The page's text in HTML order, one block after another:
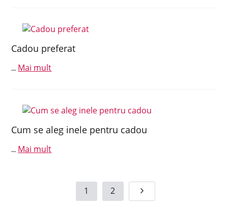
Cadou preferat
... Mai mult
Cum se aleg inele pentru cadou
... Mai mult
1 2